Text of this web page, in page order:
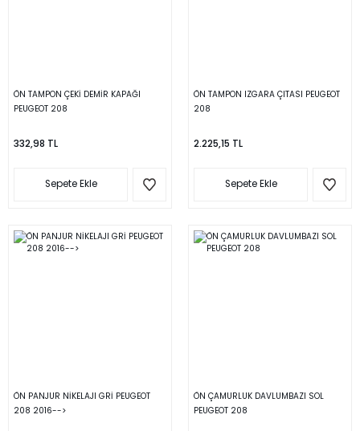
ÖN TAMPON ÇEKİ DEMİR KAPAĞI
PEUGEOT 208
332,98 TL
Sepete Ekle
ÖN TAMPON IZGARA ÇITASI PEUGEOT
208
2.225,15 TL
Sepete Ekle
ÖN PANJUR NİKELAJI GRİ PEUGEOT
208 2016-->
ÖN ÇAMURLUK DAVLUMBAZI SOL
PEUGEOT 208